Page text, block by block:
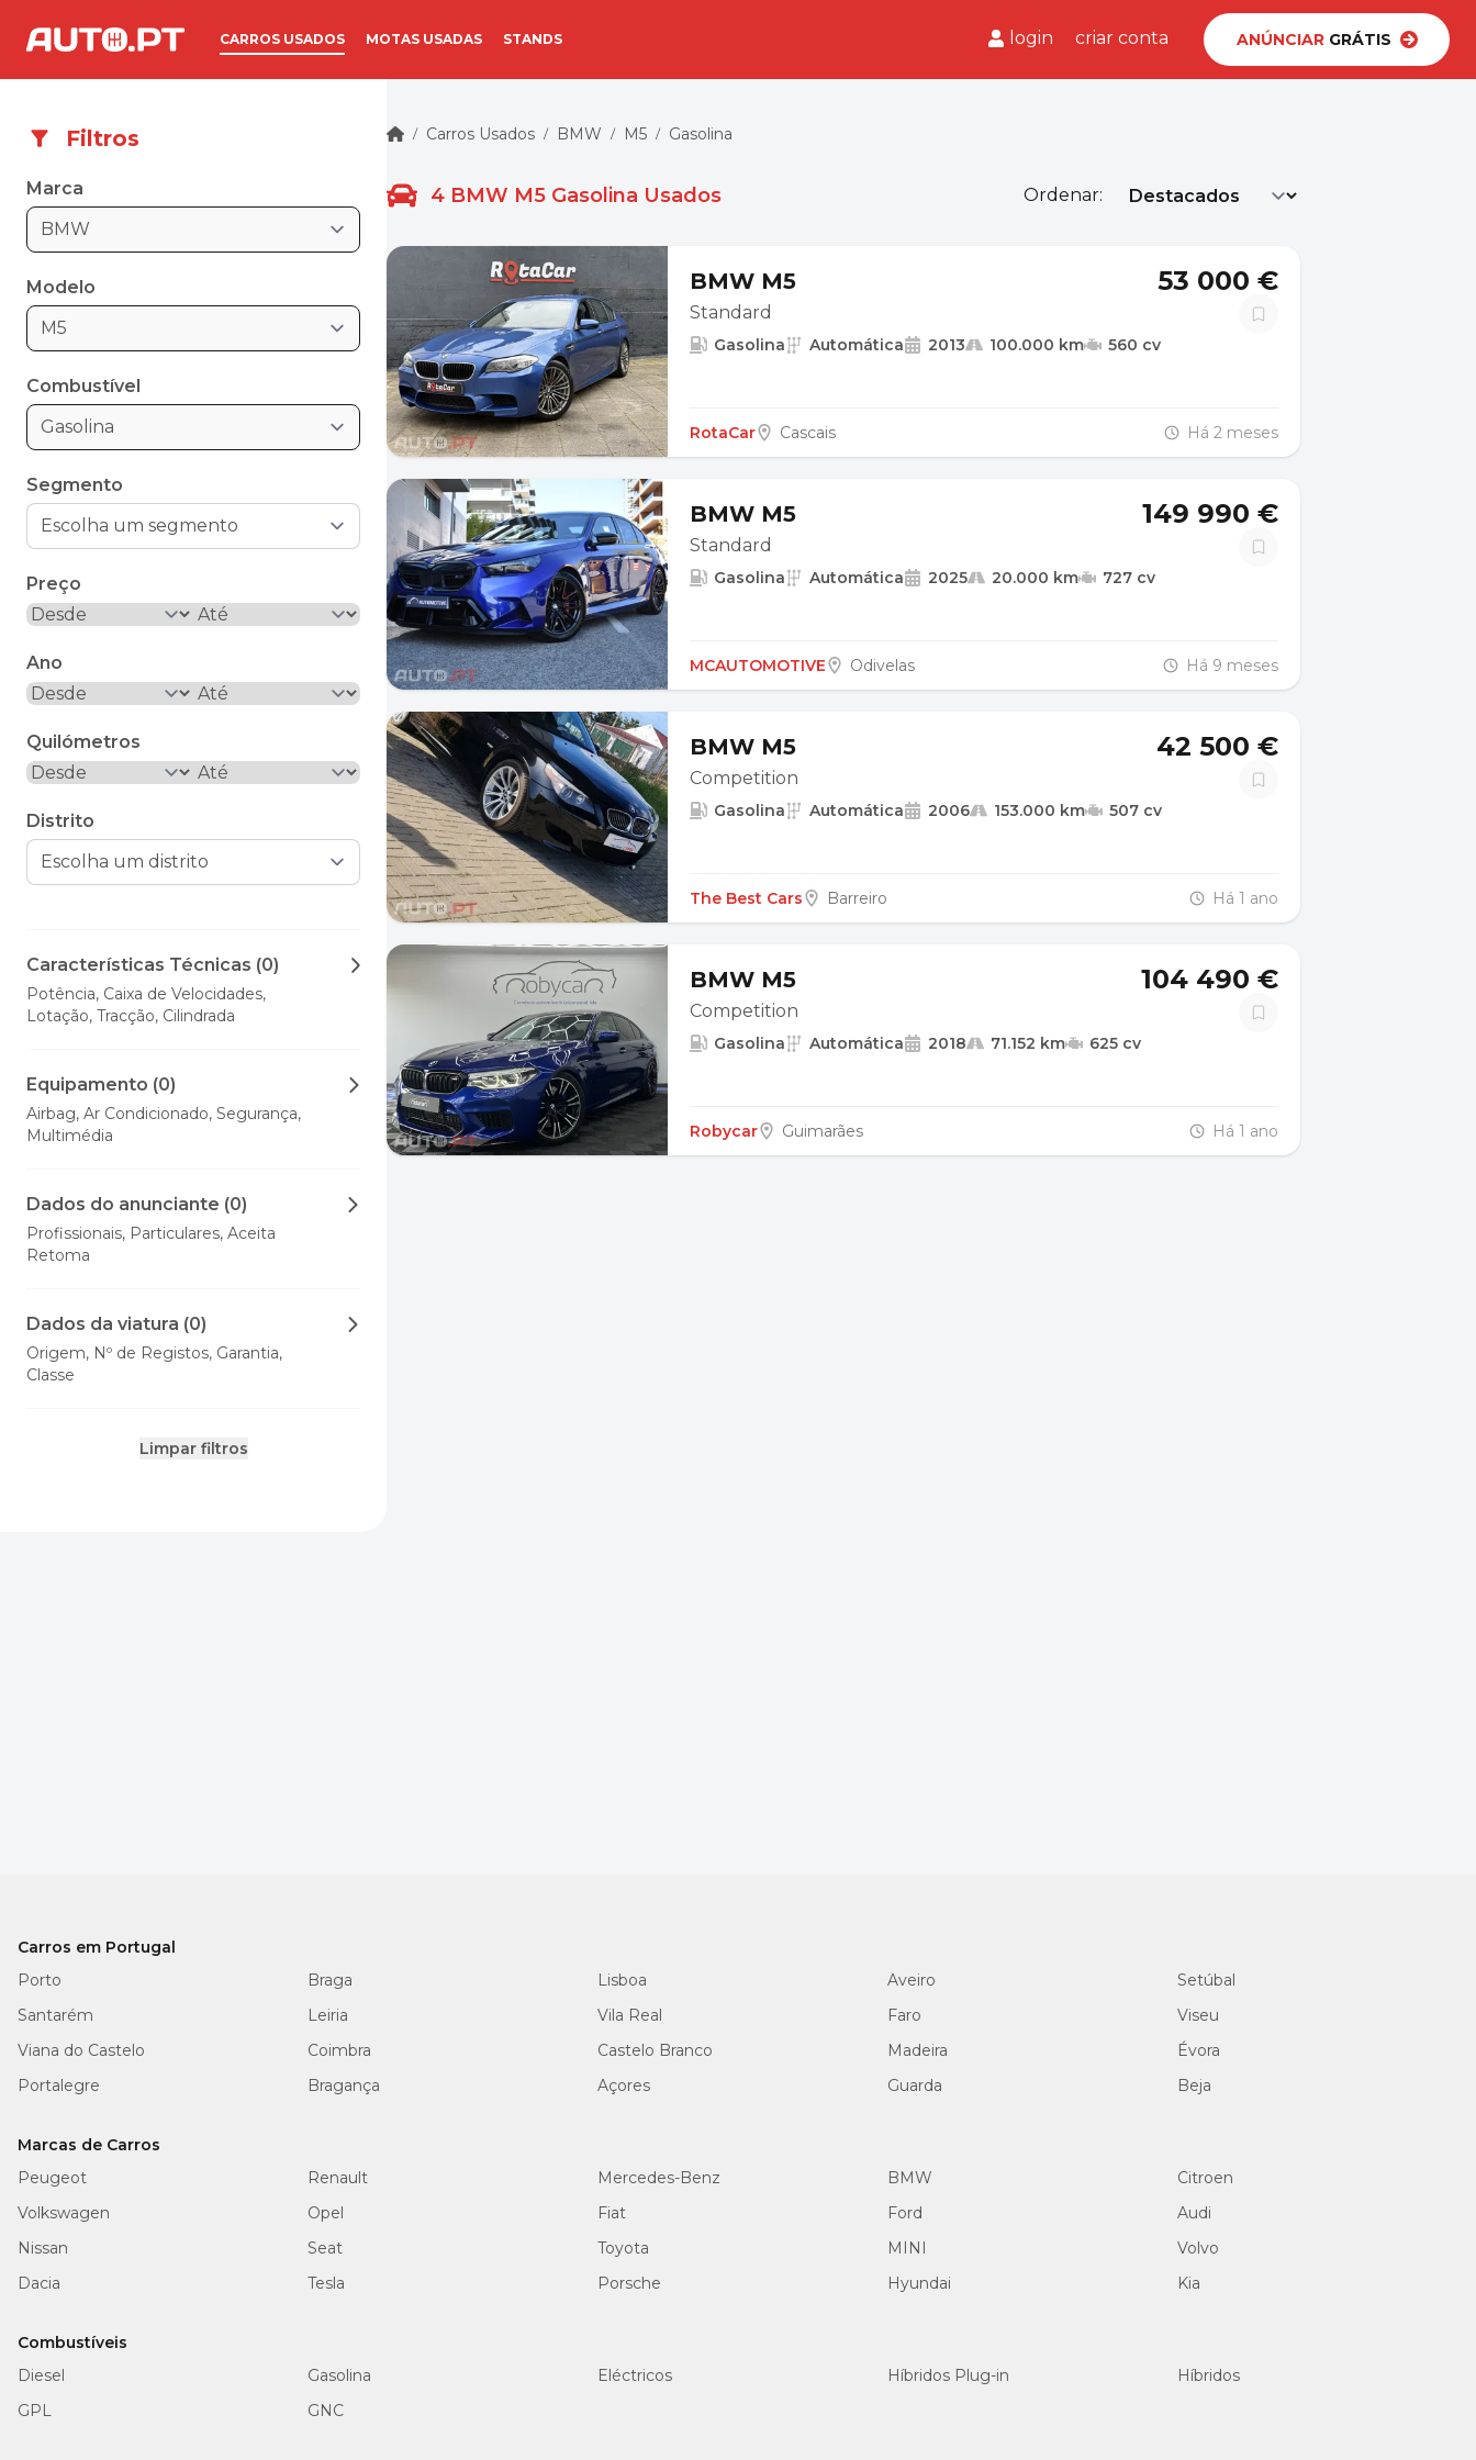
CARROS USADOS MOTAS USADAS STANDS login criar conta ANÚNCIARGRÁTIS
Filtros
Marca
BMW
Modelo
M5
Combustível
Gasolina
Segmento
Preço
Ano
Quilómetros
Distrito
Características Técnicas (0)
Potência, Caixa de Velocidades,
Lotação, Tracção, Cilindrada
Equipamento (0)
Airbag, Ar Condicionado, Segurança,
Multimédia
Dados do anunciante (0)
Profissionais, Particulares, Aceita
Retoma
Dados da viatura (0)
Origem, Nº de Registos, Garantia,
Classe
Limpar filtros
/ Carros Usados / BMW / M5 / Gasolina
4 BMW M5 Gasolina Usados Ordenar:
BMW M5
Standard
53 000 €
Gasolina Automática 2013 100.000 km 560 cv
RotaCar Cascais Há 2 meses
BMW M5
Standard
149 990 €
Gasolina Automática 2025 20.000 km 727 cv
MCAUTOMOTIVE Odivelas Há 9 meses
BMW M5
Competition
42 500 €
Gasolina Automática 2006 153.000 km 507 cv
The Best Cars Barreiro Há 1 ano
BMW M5
Competition
104 490 €
Gasolina Automática 2018 71.152 km 625 cv
Robycar Guimarães Há 1 ano
Carros em Portugal
Porto
Braga Lisboa Aveiro
Setúbal
Santarém
Leiria Vila Real Faro
Viseu
Viana do Castelo
Coimbra Castelo Branco Madeira
Évora
Portalegre
Bragança Açores Guarda Beja
Marcas de Carros
Peugeot
Renault Mercedes-Benz BMW
Citroen
Volkswagen
Opel Fiat Ford
Audi
Nissan
Seat Toyota MINI
Volvo
Dacia
Tesla Porsche Hyundai Kia
Combustíveis
Diesel
Gasolina Eléctricos Híbridos Plug-in
Híbridos
GPL
GNC